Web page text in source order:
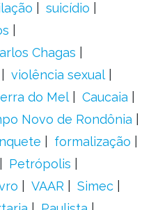
suicídio
Chagas
violência sexual
do Mel
Caucaia
Novo de Rondônia
formalização
Petrópolis
VAAR
Simec